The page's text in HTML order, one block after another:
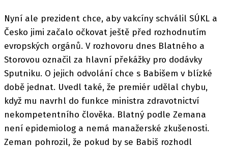
Nyní ale prezident chce, aby vakcíny schválil SÚKL a
Česko jimi začalo očkovat ještě před rozhodnutím
evropských orgánů. V rozhovoru dnes Blatného a
Storovou označil za hlavní překážky pro dodávky
Sputniku. O jejich odvolání chce s Babišem v blízké
době jednat. Uvedl také, že premiér udělal chybu,
když mu navrhl do funkce ministra zdravotnictví
nekompetentního člověka. Blatný podle Zemana
není epidemiolog a nemá manažerské zkušenosti.
Zeman pohrozil, že pokud by se Babiš rozhodl